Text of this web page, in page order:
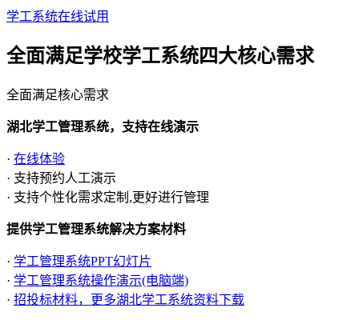
学工系统在线试用
全面满足学校学工系统四大核心需求
全面满足核心需求
湖北学工管理系统，支持在线演示
· 在线体验
· 支持预约人工演示
· 支持个性化需求定制,更好进行管理
提供学工管理系统解决方案材料
· 学工管理系统PPT幻灯片
· 学工管理系统操作演示(电脑端)
· 招投标材料，更多湖北学工系统资料下载